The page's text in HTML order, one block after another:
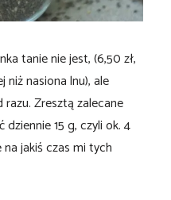
tanie nie jest, (6,50 zł,
nasiona lnu), ale
Zresztą zalecane
15 g, czyli ok. 4
na jakiś czas mi tych